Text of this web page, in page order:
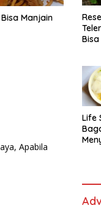
Bisa Manjain
Lezat
Apabila
Life